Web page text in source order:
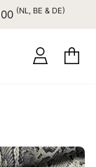
(NL, BE & DE)